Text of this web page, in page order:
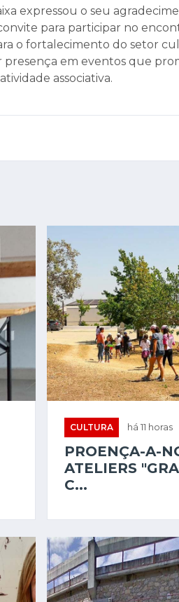
expressou o seu
para participar no
o fortalecimento do setor
em eventos que
associativa.
CULTURA há 11 horas
PROENÇA-A-
ATELIERS
C...